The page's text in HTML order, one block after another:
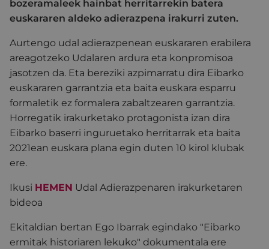
bozeramaleek hainbat herritarrekin batera
euskararen aldeko adierazpena irakurri zuten.
Aurtengo udal adierazpenean euskararen erabilera
areagotzeko Udalaren ardura eta konpromisoa
jasotzen da. Eta bereziki azpimarratu dira Eibarko
euskararen garrantzia eta baita euskara esparru
formaletik ez formalera zabaltzearen garrantzia.
Horregatik irakurketako protagonista izan dira
Eibarko baserri inguruetako herritarrak eta baita
2021ean euskara plana egin duten 10 kirol klubak
ere.
Ikusi HEMEN Udal Adierazpenaren irakurketaren
bideoa
Ekitaldian bertan Ego Ibarrak egindako "Eibarko
ermitak historiaren lekuko" dokumentala ere